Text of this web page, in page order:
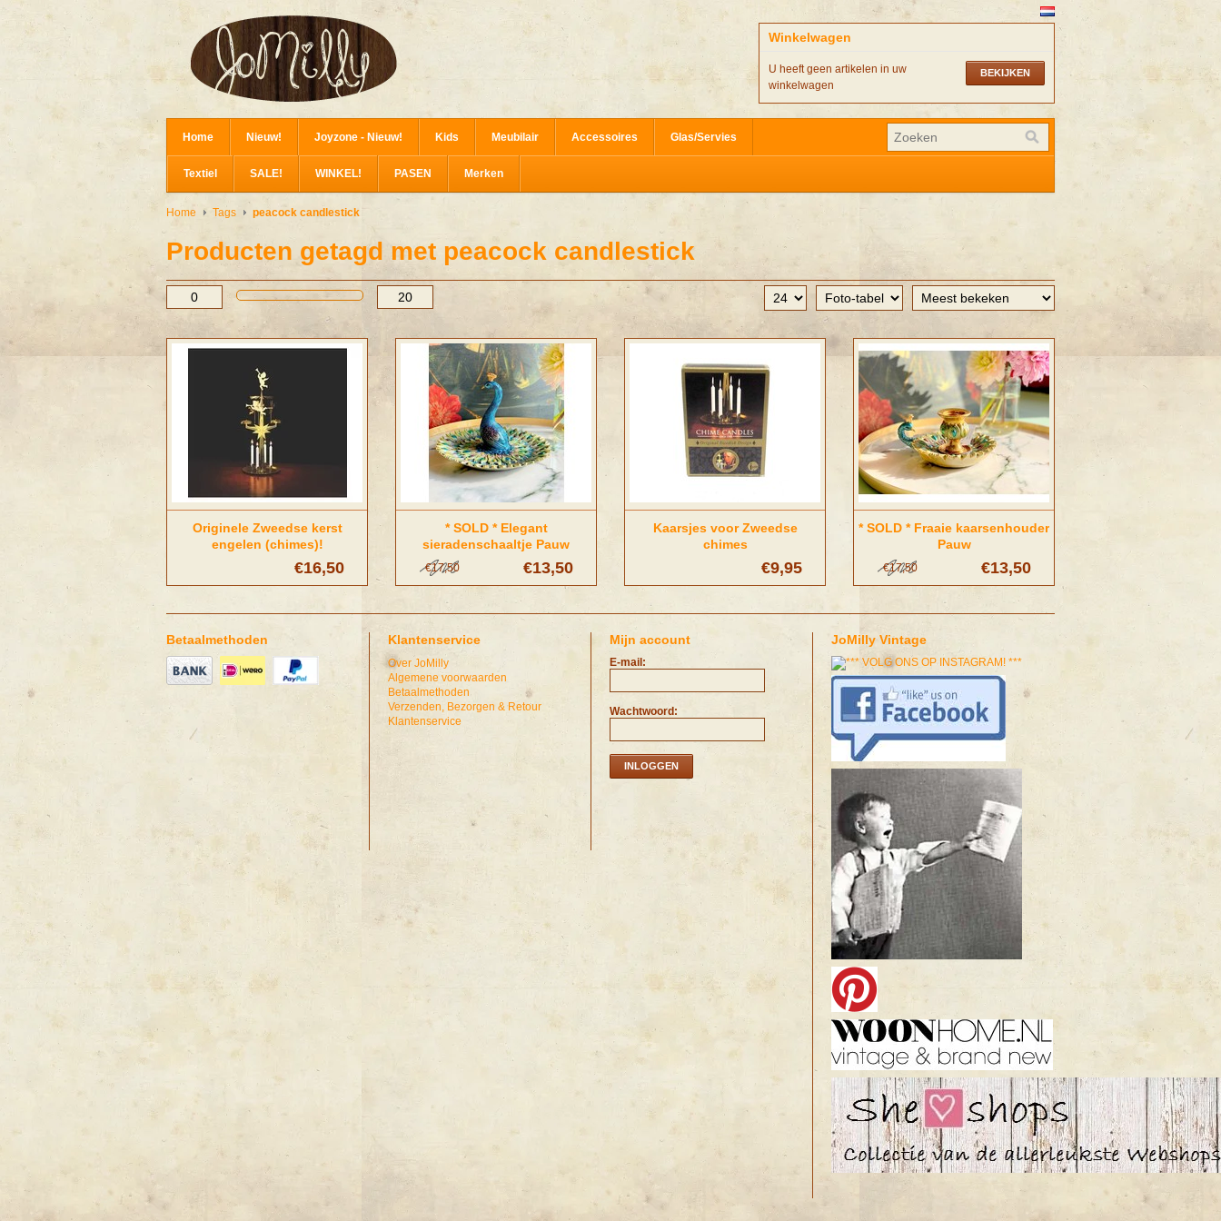
Winkelwagen
BEKIJKEN
U heeft geen artikelen in uw
winkelwagen
Home Nieuw! Joyzone - Nieuw! Kids Meubilair Accessoires Glas/Servies
Textiel SALE! WINKEL! PASEN Merken
Home Tags peacock candlestick
Producten getagd met peacock candlestick
Originele Zweedse kerst
engelen (chimes)!
€16,50
* SOLD * Elegant
sieradenschaaltje Pauw
€13,50
€17,50
Kaarsjes voor Zweedse
chimes
€9,95
* SOLD * Fraaie kaarsenhouder
Pauw
€13,50
€17,50
Betaalmethoden Klantenservice
Over JoMilly
Algemene voorwaarden
Betaalmethoden
Verzenden, Bezorgen & Retour
Klantenservice
Mijn account
E-mail:
Wachtwoord:
INLOGGEN
JoMilly Vintage